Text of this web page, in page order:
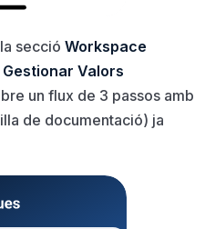
secció Workspace
Gestionar Valors
un flux de 3 passos amb
de documentació) ja